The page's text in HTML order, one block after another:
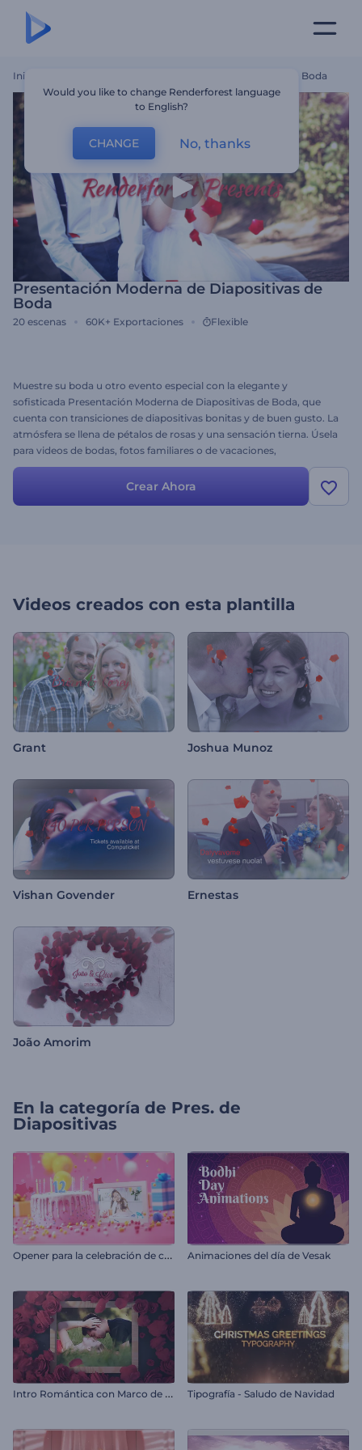
Inicio Presentación Moderna De Diapositivas De Boda
Presentación Moderna de Diapositivas de
Boda
20 escenas 60K+ Exportaciones Flexible
Muestre su boda u otro evento especial con la elegante y
sofisticada Presentación Moderna de Diapositivas de Boda, que
cuenta con transiciones de diapositivas bonitas y de buen gusto. La
atmósfera se llena de pétalos de rosas y una sensación tierna. Úsela
para videos de bodas, fotos familiares o de vacaciones,
presentaciones corporativas y otras ocasiones especiales. ¡Pruébela
hoy mismo, de forma gratuita!Crear Ahora
Videos creados con esta plantilla
Grant Joshua Munoz
Vishan Govender Ernestas
João Amorim
En la categoría de Pres. de
Diapositivas
O
pener para la celebración de cumpleaños Animaciones del día de Vesak
I
ntro Romántica con Marco de Fotos Tipografía - Saludo de Navidad
Would you like to change Renderforest language
to English?
CHANGE No, thanks